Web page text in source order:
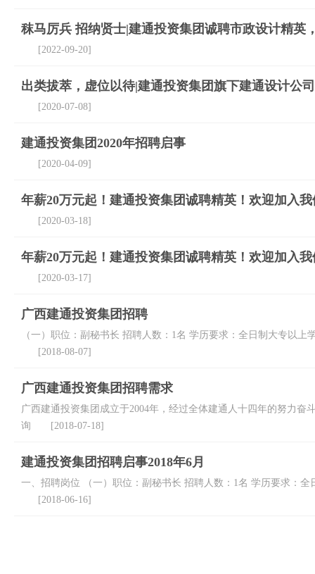
秣马厉兵 招纳贤士|建通投资集团诚聘市政设计精英
[2022-09-20]
出类拔萃，虚位以待|建通投资集团旗下建通设计公
[2020-07-08]
建通投资集团2020年招聘启事
[2020-04-09]
年薪20万元起！建通投资集团诚聘精英！欢迎加入
[2020-03-18]
年薪20万元起！建通投资集团诚聘精英！欢迎加入
[2020-03-17]
广西建通投资集团招聘
（一）职位：副秘书长 招聘人数：1名 学历要求：全日制大专以
[2018-08-07]
广西建通投资集团招聘需求
广西建通投资集团成立于2004年，经过全体建通人十四年的努力
询 [2018-07-18]
建通投资集团招聘启事2018年6月
一、招聘岗位 （一）职位：副秘书长 招聘人数：1名 学历要求：
[2018-06-16]